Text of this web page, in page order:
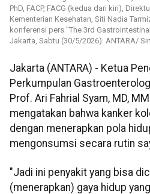
PhD, FACP, FACG (kedua dari kiri),
Kementerian Kesehatan, Siti Nadia
konferensi pers "The 3rd
Jakarta, Sabtu (30/5/2026). ANTARA/
Jakarta (ANTARA) - Ketua
Perkumpulan
Prof. Ari Fahrial Syam, MD,
mengatakan bahwa kanker
dengan menerapkan pola
mengonsumsi secara rutin
"Jadi ini penyakit yang bisa
(menerapkan) gaya hidup